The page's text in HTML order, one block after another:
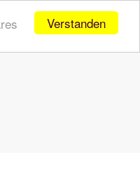
Verstanden
- 01.09.) geschlossen sein! Daher